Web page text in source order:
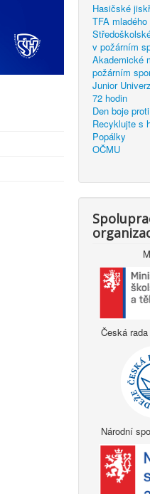
Hasičské
TFA
v požárním
Akademické
požárním
Junior
72 hodin
Den boje
Recyklujte s
Popálky
OČMU
Česká
Národní